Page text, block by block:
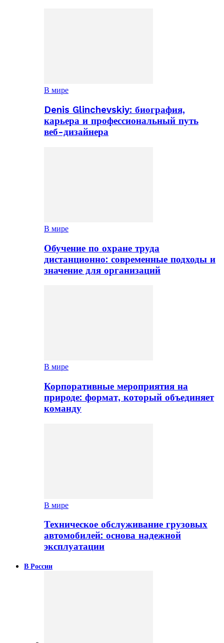
В мире
Denis Glinchevskiy: биография,
карьера и профессиональный путь
веб-дизайнера
В мире
Обучение по охране труда
дистанционно: современные подходы и
значение для организаций
В мире
Корпоративные мероприятия на
природе: формат, который объединяет
команду
В мире
Техническое обслуживание грузовых
автомобилей: основа надежной
эксплуатации
В России